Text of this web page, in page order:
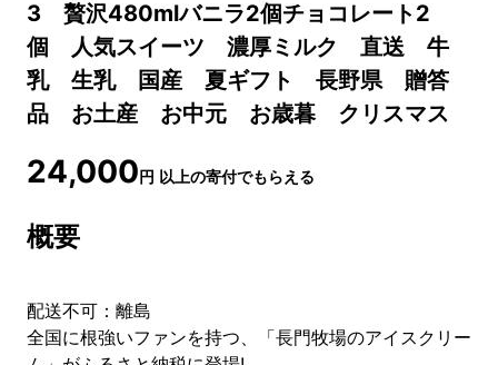
3 贅沢480mlバニラ2個チョコレート2
個 人気スイーツ 濃厚ミルク 直送 牛
乳 生乳 国産 夏ギフト 長野県 贈答
品 お土産 お中元 お歳暮 クリスマス
24,000円 以上の寄付でもらえる
概要
配送不可：離島
全国に根強いファンを持つ、「長門牧場のアイスクリー